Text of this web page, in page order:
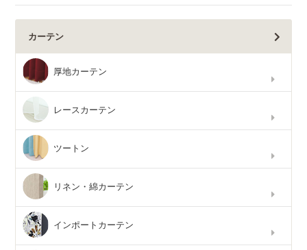
カーテン
厚地カーテン
レースカーテン
ツートン
リネン・綿カーテン
インポートカーテン